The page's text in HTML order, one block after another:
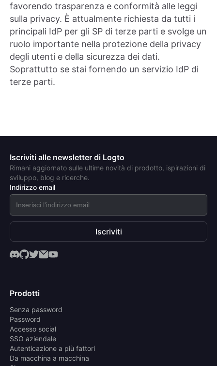
favorendo trasparenza e conformità alle leggi
sulla privacy. È attualmente richiesta da tutti i
principali IdP per gli SP di terze parti e svolge un
ruolo importante nella protezione della privacy
degli utenti e della sicurezza dei dati.
Soprattutto se stai fornendo un servizio IdP di
terze parti.
Iscriviti alle newsletter di Logto
Rimani aggiornato sulle ultime novità di prodotto, ispirazioni di
sviluppo, blog e ricerche.
Indirizzo email
Iscriviti
Prodotti
Senza password
Password
Accesso social
SSO aziendale
Autenticazione a più fattori
Da macchina a macchina